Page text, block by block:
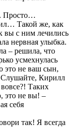
Просто…
Такой же, как
вы с ним лечились
нервная улыбка.
– решила, что
усмехнулась
это не ваш сын,
Слушайте, Кирилл
Таких
это не вы! –
себя
так! Я всегда